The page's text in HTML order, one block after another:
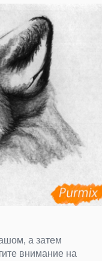
а затем
внимание на